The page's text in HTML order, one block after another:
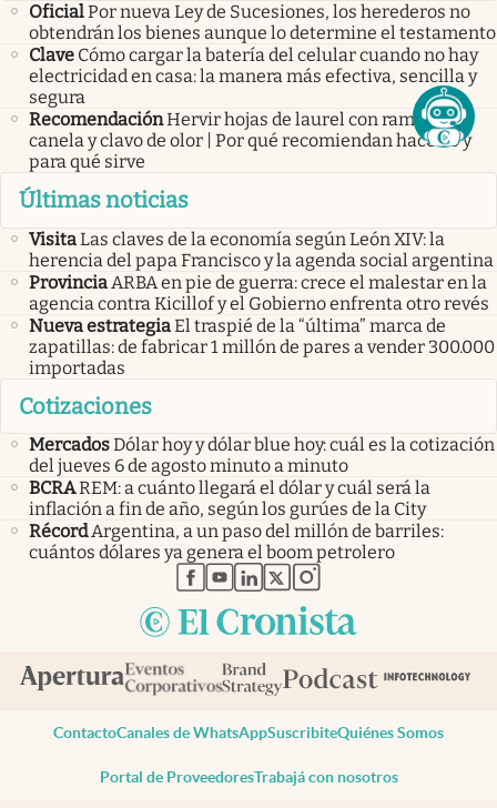
OficialPor nueva Ley de Sucesiones, los herederos no
obtendrán los bienes aunque lo determine el testamento
Clave Cómo cargar la batería del celular cuando no hay
electricidad en casa: la manera más efectiva, sencilla y
segura
RecomendaciónHervir hojas de laurel con ramitas de
canela y clavo de olor | Por qué recomiendan hacerlo y
para qué sirve
Últimas noticias
VisitaLas claves de la economía según León XIV: la
herencia del papa Francisco y la agenda social argentina
Provincia ARBA en pie de guerra: crece el malestar en la
agencia contra Kicillof y el Gobierno enfrenta otro revés
Nueva estrategiaEl traspié de la “última” marca de
zapatillas: de fabricar 1 millón de pares a vender 300.000
importadas
Cotizaciones
MercadosDólar hoy y dólar blue hoy: cuál es la cotización
del jueves 6 de agosto minuto a minuto
BCRAREM: a cuánto llegará el dólar y cuál será la
inflación a fin de año, según los gurúes de la City
RécordArgentina, a un paso del millón de barriles:
cuántos dólares ya genera el boom petrolero
abre en nueva pestaña
abre en nueva pestaña
abre en nueva pestaña
abre en nueva pestaña
abre en nueva pestaña
ContactoCanales de WhatsAppSuscribiteQuiénes Somos
Portal de ProveedoresTrabajá con nosotros